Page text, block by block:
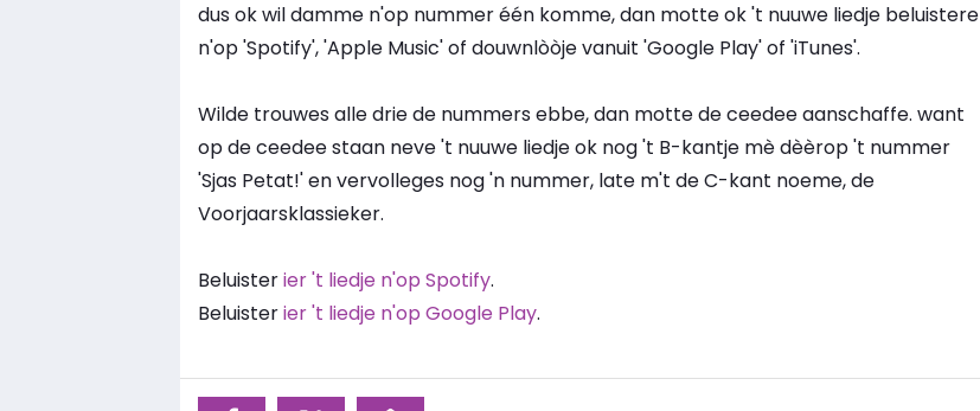
dus ok wil damme n'op nummer één komme, dan motte ok 't nuuwe liedje beluistere
n'op 'Spotify', 'Apple Music' of douwnlòòje vanuit 'Google Play' of 'iTunes'.
Wilde trouwes alle drie de nummers ebbe, dan motte de ceedee aanschaffe. want
op de ceedee staan neve 't nuuwe liedje ok nog 't B-kantje mè dèèrop 't nummer
'Sjas Petat!' en vervolleges nog 'n nummer, late m't de C-kant noeme, de
Voorjaarsklassieker.
Beluisterier 't liedje n'op Spotify.
Beluisterier 't liedje n'op Google Play.